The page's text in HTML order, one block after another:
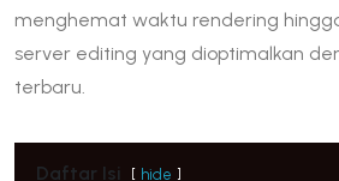
menghemat waktu rendering
server editing yang dioptimalkan
terbaru.
Daftar Isi hide